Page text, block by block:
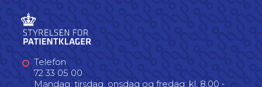
Telefon
72 33 05 00
Mandag, tirsdag, onsdag og fredag: kl. 8.00 -